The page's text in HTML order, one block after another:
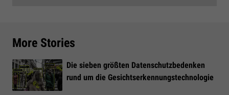
More Stories
Die sieben größten Datenschutzbedenken
rund um die Gesichtserkennungstechnologie